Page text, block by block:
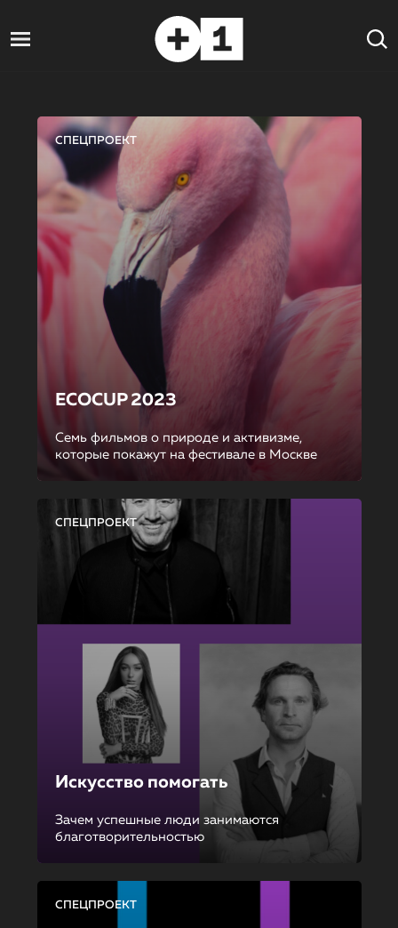
СПЕЦПРОЕКТ
ECOCUP 2023
Семь фильмов о природе и активизме,
которые покажут на фестивале в Москве
СПЕЦПРОЕКТ
Искусство помогать
Зачем успешные люди занимаются
благотворительностью
СПЕЦПРОЕКТ